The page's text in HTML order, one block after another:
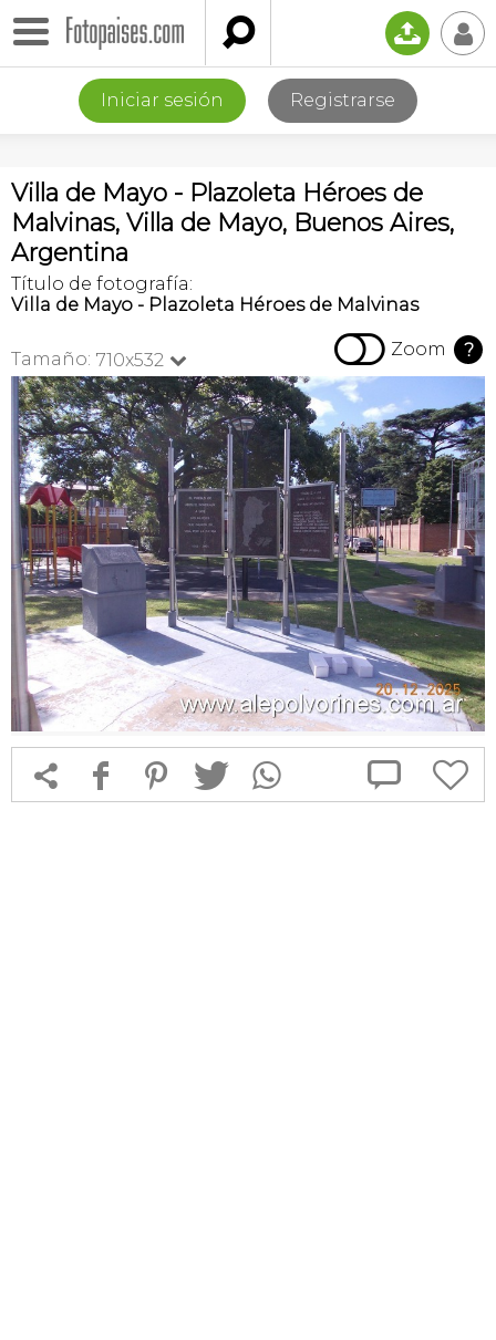
 📤 👤
Iniciar sesión Registrarse
Villa de Mayo - Plazoleta Héroes de
Malvinas, Villa de Mayo, Buenos Aires,
Argentina
Título de fotografía:
Villa de Mayo - Plazoleta Héroes de Malvinas
Tamaño: 710x532   Zoom ?
 f 1 T  